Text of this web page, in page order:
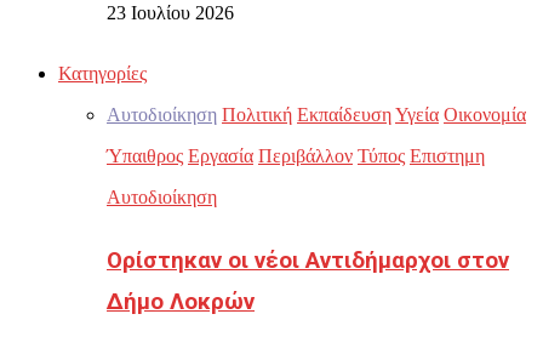
23 Ιουλίου 2026
Κατηγορίες
Αυτοδιοίκηση Πολιτική ΕκπαίδευσηΥγεία Οικονομία
Ύπαιθρος Εργασία Περιβάλλον Τύπος Επιστημη
Αυτοδιοίκηση
Ορίστηκαν οι νέοι Αντιδήμαρχοι στον
Δήμο Λοκρών